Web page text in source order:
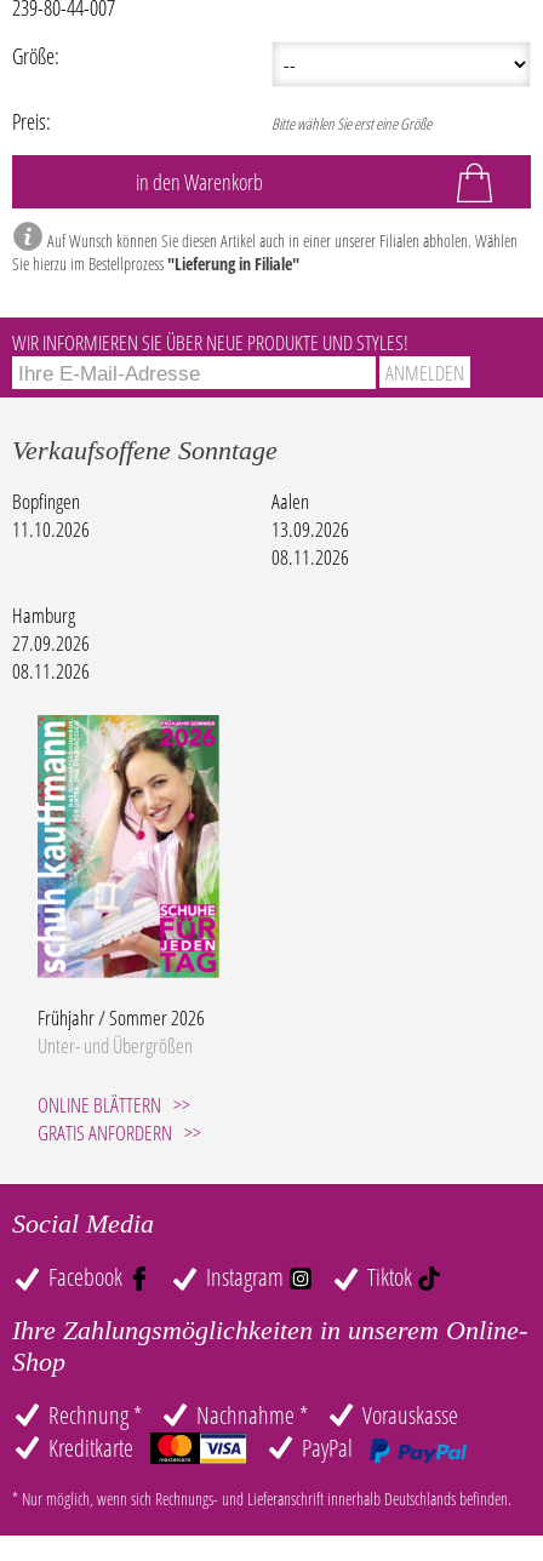
239-80-44-007
Größe:
Preis: Bitte wählen Sie erst eine Größe
Auf Wunsch können Sie diesen Artikel auch in einer unserer Filialen abholen. Wählen
Sie hierzu im Bestellprozess"Lieferung in Filiale"
WIR INFORMIEREN SIE ÜBER NEUE PRODUKTE UND STYLES!
Verkaufsoffene Sonntage
Bopfingen
11.10.2026
Aalen
13.09.2026
08.11.2026
Hamburg
27.09.2026
08.11.2026
Frühjahr / Sommer 2026
Unter- und Übergrößen
ONLINE BLÄTTERN
GRATIS ANFORDERN
Social Media
Facebook Instagram Tiktok
Ihre Zahlungsmöglichkeiten in unserem Online-
Shop
Rechnung * Nachnahme *
Vorauskasse
Kreditkarte
PayPal
* Nur möglich, wenn sich Rechnungs- und Lieferanschrift innerhalb Deutschlands befinden.